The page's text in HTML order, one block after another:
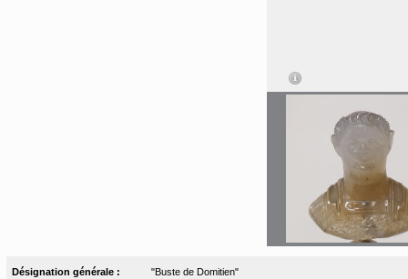
Désignation générale : "Buste de Domitien"